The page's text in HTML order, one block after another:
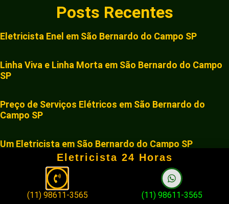
Posts Recentes
Eletricista Enel em São Bernardo do Campo SP
Linha Viva e Linha Morta em São Bernardo do Campo
SP
Preço de Serviços Elétricos em São Bernardo do
Campo SP
Um Eletricista em São Bernardo do Campo SP
Técnico Eletricista Industrial em São Bernardo do
Eletricista 24 Horas
(11) 98611-3565 (11) 98611-3565